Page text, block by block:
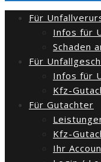
Für
Infos für
Schaden
Für
Infos für
Kfz-
Für Gutachter
Kfz-
Ihr